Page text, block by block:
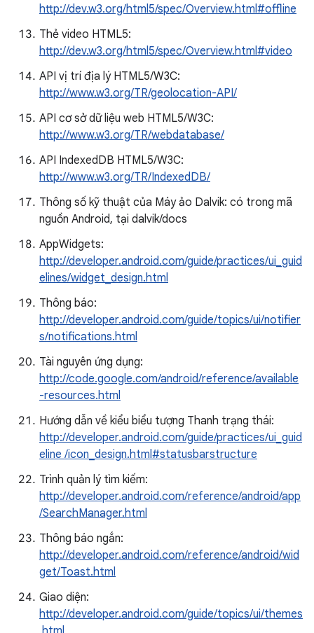
http://dev.w3.org/html5/spec/Overview.html#offline
Thẻ video HTML5:
http://dev.w3.org/html5/spec/Overview.html#video
API vị trí địa lý HTML5/W3C:
http://www.w3.org/TR/geolocation-API/
API cơ sở dữ liệu web HTML5/W3C:
http://www.w3.org/TR/webdatabase/
API IndexedDB HTML5/W3C:
http://www.w3.org/TR/IndexedDB/
Thông số kỹ thuật của Máy ảo Dalvik: có trong mã
nguồn Android, tại dalvik/docs
AppWidgets:
http://developer.android.com/guide/practices/ui_guid
elines/widget_design.html
Thông báo:
http://developer.android.com/guide/topics/ui/notifier
s/notifications.html
Tài nguyên ứng dụng:
http://code.google.com/android/reference/available
-resources.html
Hướng dẫn về kiểu biểu tượng Thanh trạng thái:
http://developer.android.com/guide/practices/ui_guid
eline /icon_design.html#statusbarstructure
Trình quản lý tìm kiếm:
http://developer.android.com/reference/android/app
/SearchManager.html
Thông báo ngắn:
http://developer.android.com/reference/android/wid
get/Toast.html
Giao diện:
http://developer.android.com/guide/topics/ui/themes